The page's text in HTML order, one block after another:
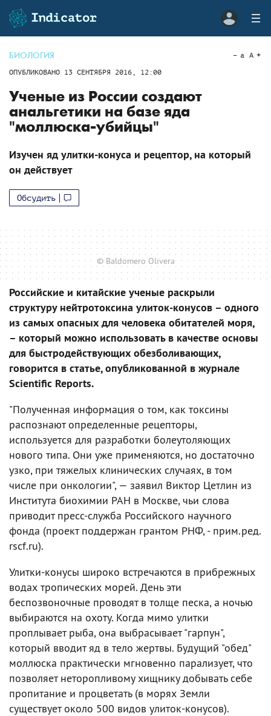
БИОЛОГИЯ
ОПУБЛИКОВАНО 13 СЕНТЯБРЯ 2016, 12:00
a A
Ученые из России создают
анальгетики на базе яда
"моллюска-убийцы"
Изучен яд улитки-конуса и рецептор, на который
он действует
Обсудить
© Baldomero Olivera
Российские и китайские ученые раскрыли
структуру нейтротоксина улиток-конусов – одного
из самых опасных для человека обитателей моря,
– который можно использовать в качестве основы
для быстродействующих обезболивающих,
говорится в статье, опубликованной в журнале
Scientific Reports.
"Полученная информация о том, как токсины
распознают определенные рецепторы,
используется для разработки болеутоляющих
нового типа. Они уже применяются, но достаточно
узко, при тяжелых клинических случаях, в том
числе при онкологии", — заявил Виктор Цетлин из
Института биохимии РАН в Москве, чьи слова
приводит пресс-служба Российского научного
фонда (проект поддержан грантом РНФ, - прим.ред.
rscf.ru).
Улитки-конусы широко встречаются в прибрежных
водах тропических морей. День эти
беспозвоночные проводят в толще песка, а ночью
выбираются на охоту. Когда мимо улитки
проплывает рыба, она выбрасывает "гарпун",
который вводит яд в тело жертвы. Будущий "обед"
моллюска практически мгновенно парализует, что
позволяет неторопливому хищнику добывать себе
пропитание и процветать (в морях Земли
существует около 500 видов улиток-конусов).